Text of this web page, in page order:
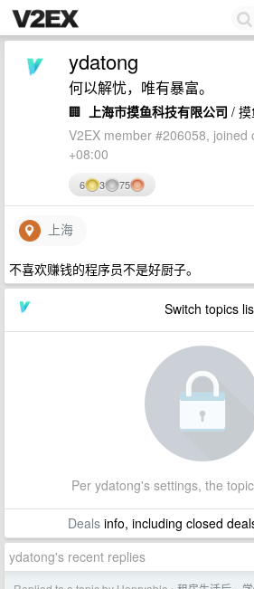
ydatong
何以解忧，唯有暴富。
🏢 上海市摸鱼科技有限公司 / 摸
V2EX member #206058, joined
+08:00
6 3 75
上海
不喜欢赚钱的程序员不是好厨子。
Switch topics
Per ydatong's settings, the
Dealsinfo, including closed
ydatong's recent replies